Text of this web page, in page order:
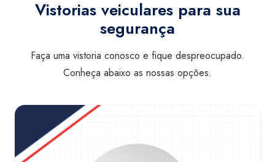
Vistorias veiculares para sua
segurança
Faça uma vistoria conosco e fique despreocupado.
Conheça abaixo as nossas opções.